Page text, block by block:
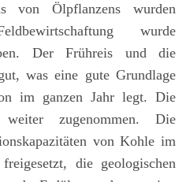
von Ölpflanzens wurden
wurde
Der Frühreis und die
was eine gute Grundlage
im ganzen Jahr legt. Die
weiter zugenommen. Die
von Kohle im
die geologischen